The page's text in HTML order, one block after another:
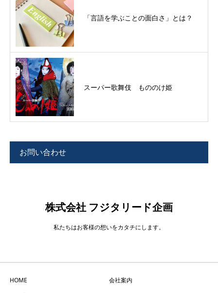
「言語を学ぶことの面白さ」とは？
スーパー歌舞伎 もののけ姫
お問い合わせ
株式会社 フジタリード企画
私たちはお客様の想いをカタチにします。
HOME
会社案内